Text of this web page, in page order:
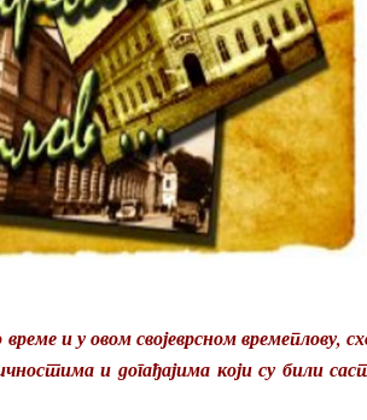
и у овом својеврсном времеплову,
и догађајима који су били